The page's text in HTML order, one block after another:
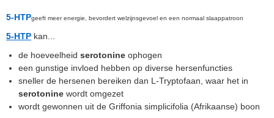
5-HTPgeeft meer energie, bevordert welzijnsgevoel en een normaal slaappatroon
5-HTP kan...
de hoeveelheid serotonine ophogen
een gunstige invloed hebben op diverse hersenfuncties
sneller de hersenen bereiken dan L-Tryptofaan, waar het in
serotonine wordt omgezet
wordt gewonnen uit de Griffonia simplicifolia (Afrikaanse) boon